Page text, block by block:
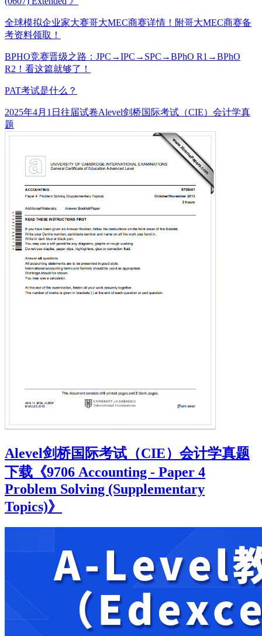
全球模拟企业家大赛哥大MEC商赛详情！附哥大MEC商赛备
考资料领取！
BPHO竞赛晋级之路：JPC→IPC→SPC→BPhO R1→BPhO
R2！看这篇就够了！
PAT考试是什么？
发
布
于
2025年4月1日 分
往届试卷标
Alevel剑桥国际考试（CIE）会计学真
题
Alevel剑桥国际考试（CIE）会计学真题
下载《9706 Accounting - Paper 4
Problem Solving (Supplementary
Topics)》